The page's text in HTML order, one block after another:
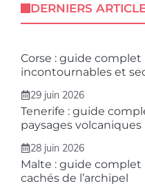
DERNIERS
Corse : guide
incontournables et
29 juin 2026
Tenerife : guide
paysages
28 juin 2026
Malte : guide
cachés de l’archipel